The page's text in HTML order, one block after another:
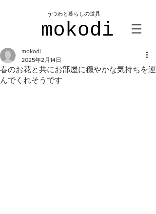
mokodi
​うつわと暮らしの道具
春のお花と共にお部屋に穏やかな気持ちを運
んでくれそうです
mokodi
2025年2月14日